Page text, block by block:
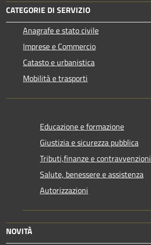
CATEGORIE DI SERVIZIO
Anagrafe e stato civile
Imprese e Commercio
Catasto e urbanistica
Mobilità e trasporti
Educazione e formazione
Giustizia e sicurezza pubblica
Tributi,finanze e contravvenzioni
Salute, benessere e assistenza
Autorizzazioni
NOVITÀ